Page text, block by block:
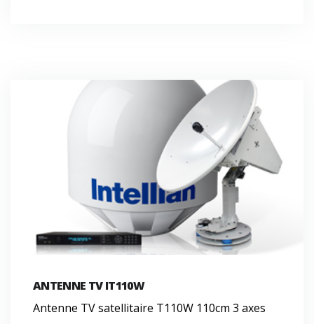
ANTENNE TV IT110W
Antenne TV satellitaire T110W 110cm 3 axes